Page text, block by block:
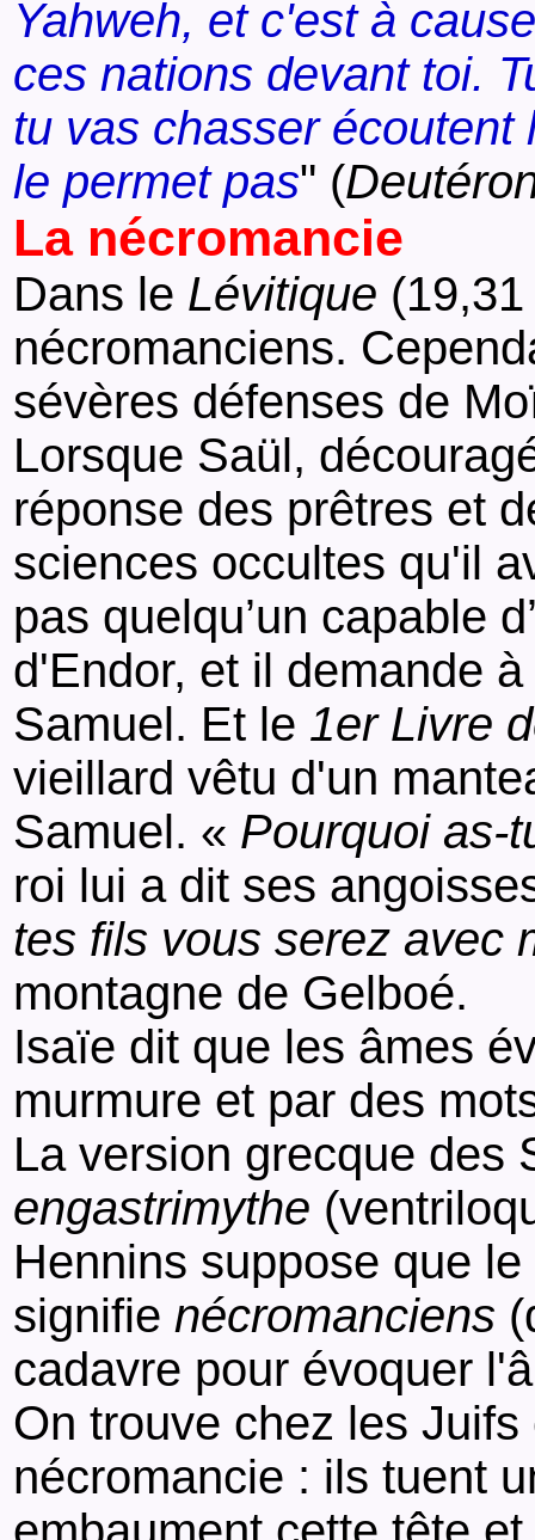
Yahweh, et c'est à
ces nations devant toi.
tu vas chasser
le permet pas" (
La nécromancie
Dans le Lévitique
nécromanciens.
sévères défenses de
Lorsque Saül,
réponse des prêtres et
sciences occultes qu'il
pas quelqu’un capable
d'Endor, et il demande
Samuel. Et le 1er Livre
vieillard vêtu d'un
Samuel. « Pourquoi as-
roi lui a dit ses
tes fils vous serez avec
montagne de Gelboé.
Isaïe dit que les âmes
murmure et par des
La version grecque des
engastrimythe
Hennins suppose que
signifie nécromanciens
cadavre pour évoquer
On trouve chez les
nécromancie : ils tuent